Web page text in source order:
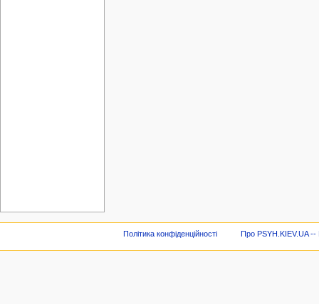
Політика конфіденційності Про PSYH.KIEV.UA --